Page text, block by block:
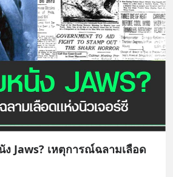
Jaws? เหตุการณ์ฉลามเลือด